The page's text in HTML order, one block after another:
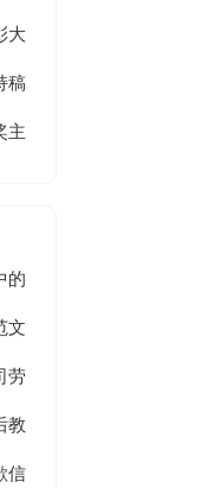
大
稿
主
的
文
劳
教
信